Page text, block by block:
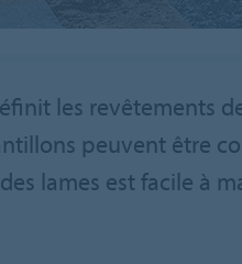
les revêtements
peuvent être
lames est facile à